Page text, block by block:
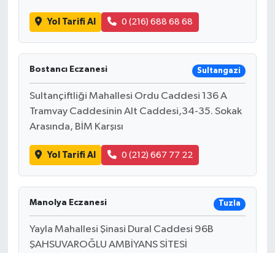
Yol Tarifi Al 0 (216) 688 68 68
Bostancı Eczanesi Sultangazi
Sultançiftliği Mahallesi Ordu Caddesi 136 A
Tramvay Caddesinin Alt Caddesi,34-35. Sokak
Arasında, BİM Karşısı
Yol Tarifi Al 0 (212) 667 77 22
Manolya Eczanesi Tuzla
Yayla Mahallesi Şinasi Dural Caddesi 96B
ŞAHSUVAROĞLU AMBİYANS SİTESİ